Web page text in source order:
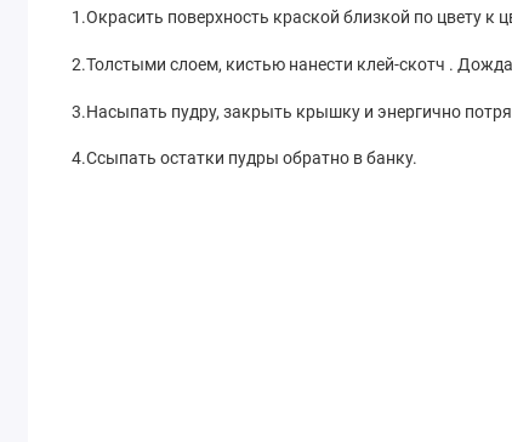
1.Окрасить поверхность краской близкой по цвету к
2.Толстыми слоем, кистью нанести клей-скотч .
3.Насыпать пудру, закрыть крышку и энергично
4.Ссыпать остатки пудры обратно в банку.